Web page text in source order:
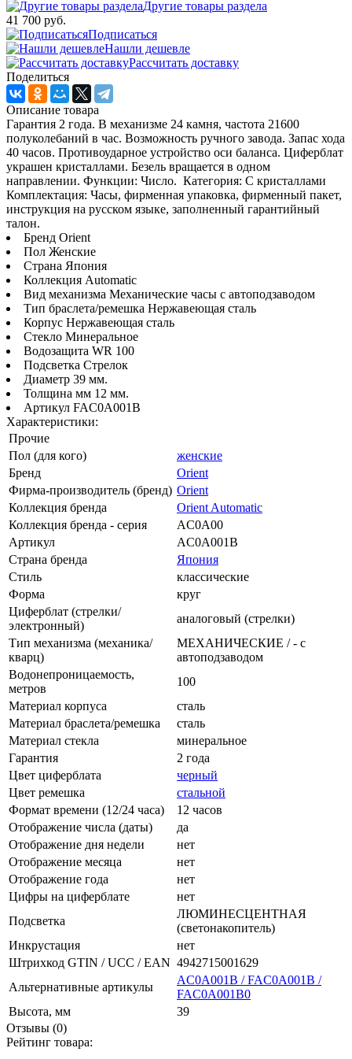
Другие товары раздела
41 700 руб.
Подписаться
Нашли дешевле
Рассчитать доставку
Поделиться
Описание товара
Гарантия 2 года. В механизме 24 камня, частота 21600
полуколебаний в час. Возможность ручного завода. Запас хода
40 часов. Противоударное устройство оси баланса. Циферблат
украшен кристаллами. Безель вращается в одном
направлении. Функции: Число. Категория: С кристаллами
Комплектация: Часы, фирменная упаковка, фирменный пакет,
инструкция на русском языке, заполненный гарантийный
талон.
Бренд Orient
Пол Женские
Страна Япония
Коллекция Automatic
Вид механизма Механические часы с автоподзаводом
Тип браслета/ремешка Нержавеющая сталь
Корпус Нержавеющая сталь
Стекло Минеральное
Водозащита WR 100
Подсветка Стрелок
Диаметр 39 мм.
Толщина мм 12 мм.
Артикул FAC0A001B
Характеристики:
Прочие
Пол (для кого)
женские
Бренд
Orient
Фирма-производитель (бренд) Orient
Коллекция бренда
Orient Automatic
Коллекция бренда - серия
AC0A00
Артикул
AC0A001B
Страна бренда
Япония
Стиль
классические
Форма
круг
Циферблат (стрелки/
электронный)
аналоговый (стрелки)
Тип механизма (механика/
кварц)
МЕХАНИЧЕСКИЕ / - с
автоподзаводом
Водонепроницаемость,
метров
100
Материал корпуса
сталь
Материал браслета/ремешка
сталь
Материал стекла
минеральное
Гарантия
2 года
Цвет циферблата
черный
Цвет ремешка
стальной
Формат времени (12/24 часа)
12 часов
Отображение числа (даты)
да
Отображение дня недели
нет
Отображение месяца
нет
Отображение года
нет
Цифры на циферблате
нет
Подсветка
ЛЮМИНЕСЦЕНТНАЯ
(светонакопитель)
Инкрустация
нет
Штрихкод GTIN / UCC / EAN 4942715001629
Альтернативные артикулы
AC0A001B / FAC0A001B /
FAC0A001B0
Высота, мм
39
Отзывы (0)
Рейтинг товара: